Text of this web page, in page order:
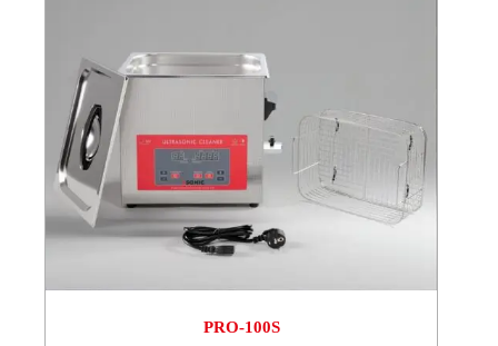
PRO-100S